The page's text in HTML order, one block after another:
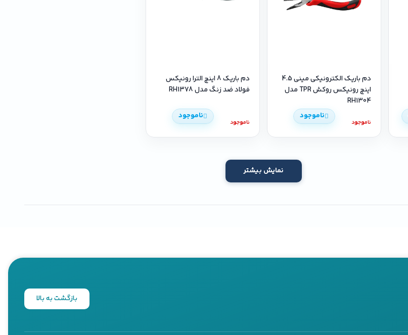
دم باریک الکترونیکی مینی 4.5
اینچ رونیکس روکش TPR مدل
RH1304
ناموجود
ناموجود
دم باریک 8 اینچ الترا رونیکس
فولاد ضد زنگ مدل RH1378
ناموجود
ناموجود
نمایش بیشتر
بازگشت به بالا